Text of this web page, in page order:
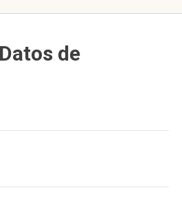
de